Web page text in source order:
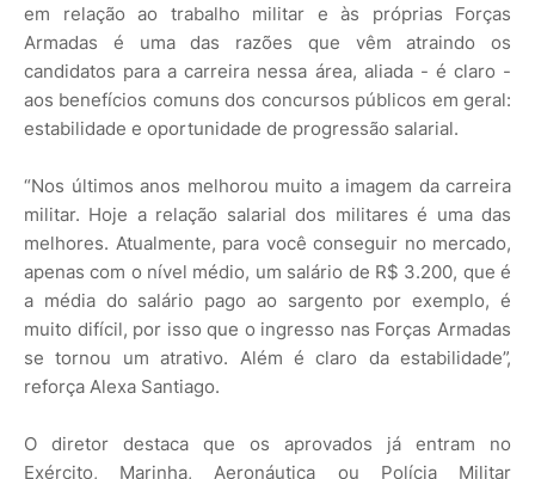
em relação ao trabalho militar e às próprias Forças
Armadas é uma das razões que vêm atraindo os
candidatos para a carreira nessa área, aliada - é claro -
aos benefícios comuns dos concursos públicos em geral:
estabilidade e oportunidade de progressão salarial.
“Nos últimos anos melhorou muito a imagem da carreira
militar. Hoje a relação salarial dos militares é uma das
melhores. Atualmente, para você conseguir no mercado,
apenas com o nível médio, um salário de R$ 3.200, que é
a média do salário pago ao sargento por exemplo, é
muito difícil, por isso que o ingresso nas Forças Armadas
se tornou um atrativo. Além é claro da estabilidade”,
reforça Alexa Santiago.
O diretor destaca que os aprovados já entram no
Exército, Marinha, Aeronáutica ou Polícia Militar